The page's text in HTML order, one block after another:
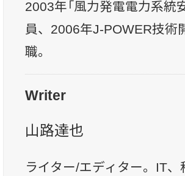
2003年「風力発電電力系統
員、2006年J-POWER技術
職。
Writer
山路達也
ライター/エディター。IT